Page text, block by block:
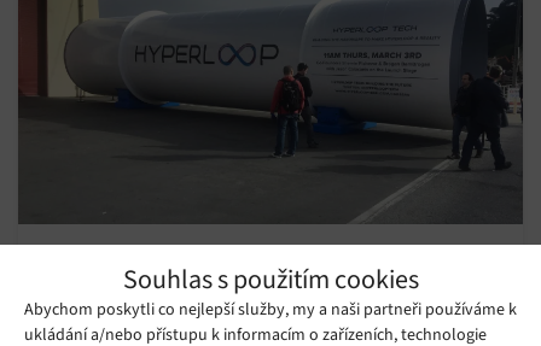
Souhlas s použitím cookies
Abychom poskytli co nejlepší služby, my a naši partneři používáme k
ukládání a/nebo přístupu k informacím o zařízeních, technologie
španělské vesnici výzkumné centrum za
500 mil. dolarů
Středa 08. 08. 2018 Redakce
Společnost Virgin Hyperloop One plánuje vybudovat v malé